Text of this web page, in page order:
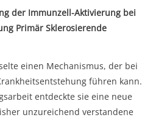
der Immunzell-Aktivierung bei
Primär Sklerosierende
einen Mechanismus, der bei
führen kann.
entdeckte sie eine neue
unzureichend verstandene